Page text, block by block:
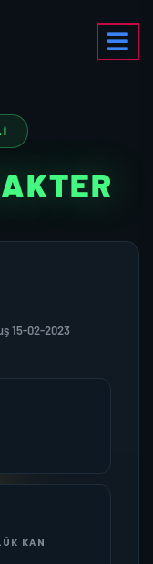
15-02-2023
KAN